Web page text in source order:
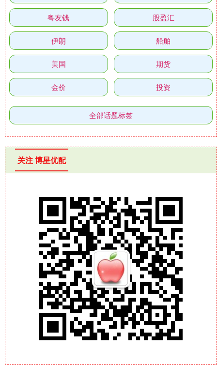
粤友钱 股盈汇
伊朗 船舶
美国 期货
金价 投资
全部话题标签
关注 博星优配